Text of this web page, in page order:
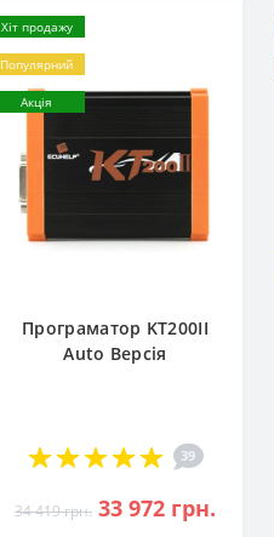
Хіт продажу
Популярний
Акція
Програматор KT200II
Auto Версія
39
34 419 грн. 33 972 грн.